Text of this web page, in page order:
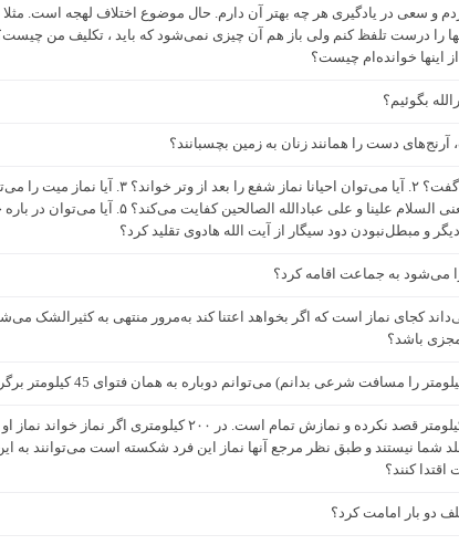
و سعی در یادگیری هر چه بهتر آن دارم. حال موضوع اختلاف لهجه است.
درست تلفظ کنم ولی باز هم آن چیزی نمی‌شود که باید ، تکلیف من چیست؟
اینها خوانده‌ام چیست؟
بگوئیم؟
آرنج‌های دست را همانند زنان به زمین بچسبانند؟
۱. آیا می‌توان سلام‌های نماز را جابجا گفت؟ ۲. آیا می‌توان احیانا نماز شفع را بعد از وتر
فارسی خواند؟ ۴. آیا سلام دوم نماز یعنی السلام علینا و علی عبادالله الصالحین کفایت می‌کند؟ ۵.
و مبطل‌نبودن دود سیگار از آیت الله هادوی تقلید کرد؟
می‌شود به جماعت اقامه کرد؟
کجای نماز است که اگر بخواهد اعتنا کند به‌مرور منتهی به کثیرالشک
مجزی باشد؟
پیش‌نمازی که طبق فتوا شما تا ۳۵۰ کیلومتر قصد نکرده و نمازش تمام است. در ۲۰۰ کیلومتری
شما نیستند و طبق نظر مرجع آنها نماز این فرد شکسته است می‌توانند به
کنند؟
دو بار امامت کرد؟